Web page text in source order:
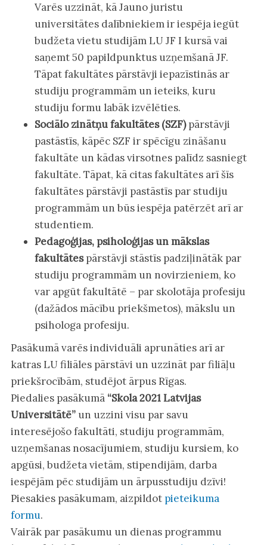
Varēs uzzināt, kā Jauno juristu
universitātes dalībniekiem ir iespēja iegūt
budžeta vietu studijām LU JF I kursā vai
saņemt 50 papildpunktus uzņemšanā JF.
Tāpat fakultātes pārstāvji iepazīstinās ar
studiju programmām un ieteiks, kuru
studiju formu labāk izvēlēties.
Sociālo zinātņu fakultātes (SZF)pārstāvji
pastāstīs, kāpēc SZF ir spēcīgu zināšanu
fakultāte un kādas virsotnes palīdz sasniegt
fakultāte. Tāpat, kā citas fakultātes arī šīs
fakultātes pārstāvji pastāstīs par studiju
programmām un būs iespēja patērzēt arī ar
studentiem.
Pedagoģijas, psiholoģijas un mākslas
fakultātespārstāvji stāstīs padziļinātāk par
studiju programmām un novirzieniem, ko
var apgūt fakultātē – par skolotāja profesiju
(dažādos mācību priekšmetos), mākslu un
psihologa profesiju.
Pasākumā varēs individuāli aprunāties arī ar
katras LU filiāles pārstāvi un uzzināt par filiāļu
priekšrocībām, studējot ārpus Rīgas.
Piedalies pasākumā “Skola 2021 Latvijas
Universitātē”un uzzini visu par savu
interesējošo fakultāti, studiju programmām,
uzņemšanas nosacījumiem, studiju kursiem, ko
apgūsi, budžeta vietām, stipendijām, darba
iespējām pēc studijām un ārpusstudiju dzīvi!
Piesakies pasākumam, aizpildot pieteikuma
formu.
Vairāk par pasākumu un dienas programmu